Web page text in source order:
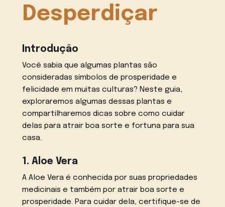
Desperdiçar
Introdução
Você sabia que algumas plantas são
consideradas símbolos de prosperidade e
felicidade em muitas culturas? Neste guia,
exploraremos algumas dessas plantas e
compartilharemos dicas sobre como cuidar
delas para atrair boa sorte e fortuna para sua
casa.
1. Aloe Vera
A Aloe Vera é conhecida por suas propriedades
medicinais e também por atrair boa sorte e
prosperidade. Para cuidar dela, certifique-se de